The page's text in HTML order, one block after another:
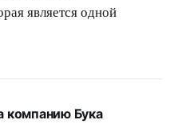
является одной
компанию Бука